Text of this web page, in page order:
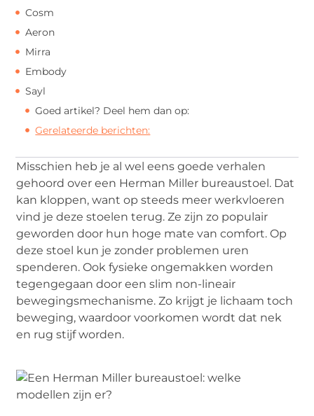
Cosm
Aeron
Mirra
Embody
Sayl
Goed artikel? Deel hem dan op:
Gerelateerde berichten:
Misschien heb je al wel eens goede verhalen
gehoord over een Herman Miller bureaustoel. Dat
kan kloppen, want op steeds meer werkvloeren
vind je deze stoelen terug. Ze zijn zo populair
geworden door hun hoge mate van comfort. Op
deze stoel kun je zonder problemen uren
spenderen. Ook fysieke ongemakken worden
tegengegaan door een slim non-lineair
bewegingsmechanisme. Zo krijgt je lichaam toch
beweging, waardoor voorkomen wordt dat nek
en rug stijf worden.